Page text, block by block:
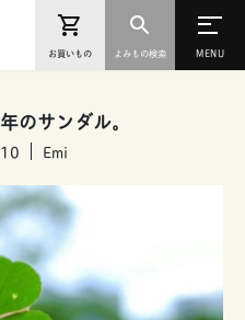
のサンダル。
Emi
お買いもの よみもの検索